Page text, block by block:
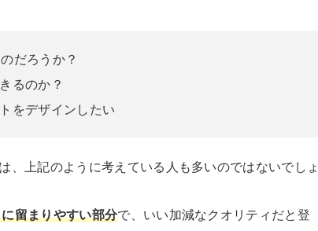
だろうか？
るのか？
をデザインしたい
、上記のように考えている人も多いのではないでしょ
留まりやすい部分で、いい加減なクオリティだと登